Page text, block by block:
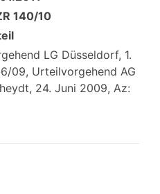
140/10
LG Düsseldorf, 1.
09, Urteilvorgehend AG
24. Juni 2009, Az: